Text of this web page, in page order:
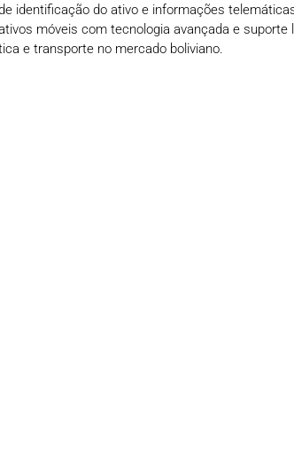
identificação do ativo e informações
móveis com tecnologia avançada e suporte
e transporte no mercado boliviano.